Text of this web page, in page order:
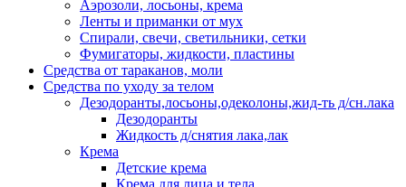
Аэрозоли, лосьоны, крема
Ленты и приманки от мух
Спирали, свечи, светильники, сетки
Фумигаторы, жидкости, пластины
Средства от тараканов, моли
Средства по уходу за телом
Дезодоранты,лосьоны,одеколоны,жид-ть д/сн.лака
Дезодоранты
Жидкость д/снятия лака,лак
Крема
Детские крема
Крема для лица и тела